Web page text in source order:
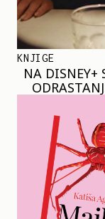
KNJIGE
NA DISNEY+